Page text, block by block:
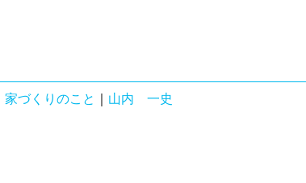
家づくりのこと 山内 一史